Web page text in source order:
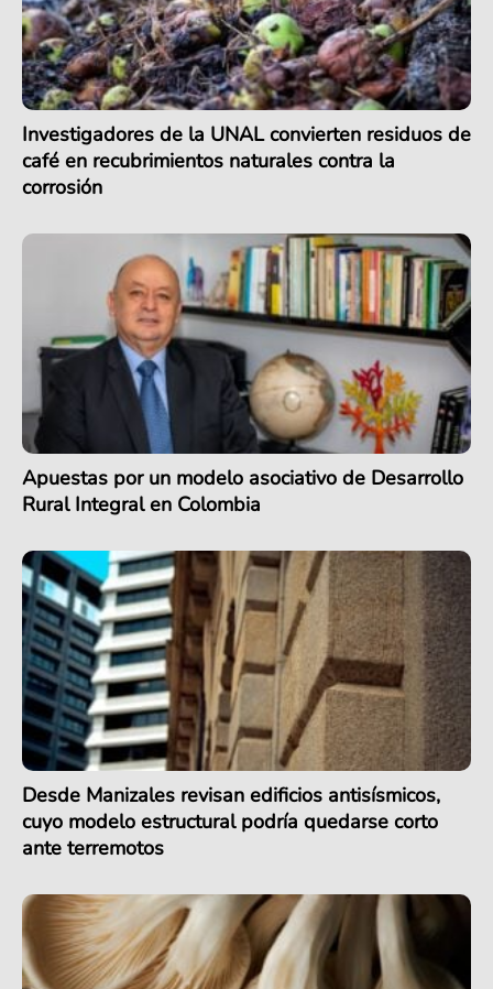
Investigadores de la UNAL convierten residuos de
café en recubrimientos naturales contra la
corrosión
Apuestas por un modelo asociativo de Desarrollo
Rural Integral en Colombia
Desde Manizales revisan edificios antisísmicos,
cuyo modelo estructural podría quedarse corto
ante terremotos